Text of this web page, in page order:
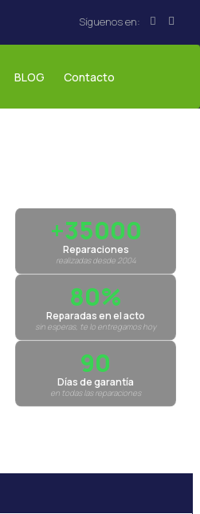
BLOG Contacto
+35000
Reparaciones
realizadas desde 2004
80%
Reparadas en el acto
sin esperas, te lo entregamos hoy
90
Días de garantía
en todas las reparaciones